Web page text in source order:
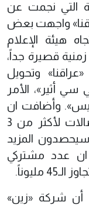
التي نجمت عن
واجهت بعض
هيئة الإعلام
قصيرة جداً،
وتحويل
أثير»، الأمر
وأضافت ان
اندماج الشبكتين خفض تكلفة الاتصالات لأكثر من 3
المزيد
ان عدد مشتركي
مليوناً.
أن شركة «زين»